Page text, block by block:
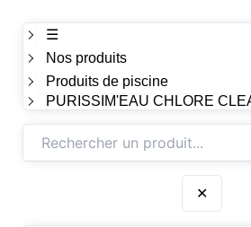
☰
Nos produits
Produits de piscine
PURISSIM'EAU CHLORE
✕